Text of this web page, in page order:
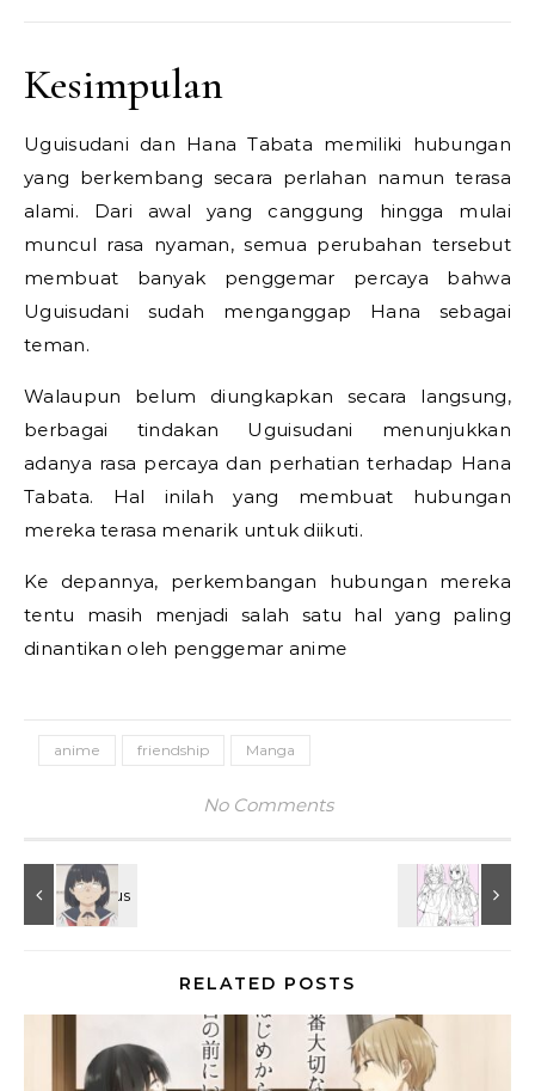
Kesimpulan
Uguisudani dan Hana Tabata memiliki hubungan
yang berkembang secara perlahan namun terasa
alami. Dari awal yang canggung hingga mulai
muncul rasa nyaman, semua perubahan tersebut
membuat banyak penggemar percaya bahwa
Uguisudani sudah menganggap Hana sebagai
teman.
Walaupun belum diungkapkan secara langsung,
berbagai tindakan Uguisudani menunjukkan
adanya rasa percaya dan perhatian terhadap Hana
Tabata. Hal inilah yang membuat hubungan
mereka terasa menarik untuk diikuti.
Ke depannya, perkembangan hubungan mereka
tentu masih menjadi salah satu hal yang paling
dinantikan oleh penggemar anime
anime friendship Manga
No Comments
RELATED POSTS